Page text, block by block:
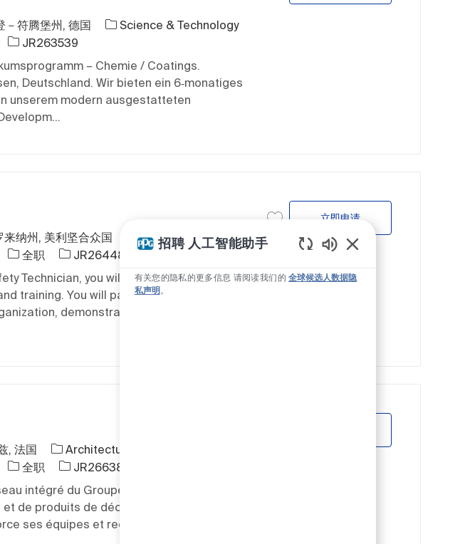
符腾堡州, 德国
Science & Technology
作业 ID
JR263539
– Chemie / Coatings.
Deutschland. Wir bieten ein 6‑monatiges
unserem modern ausgestatteten
纳州, 美利坚合众国
Traffic Solutions
工作类型
全职 作业 ID
JR264489
Technician, you will help implement and
training. You will partner with multiple
demonstrate a safety mindset,
保存作业 行政助理，中级 JR264489 到工作车
立即申请行政助理，中级
, 法国
Architectural EMEA
工作类型
全职 作业 ID
JR266381
intégré du Groupe PPG, spécialisé dans
de produits de décoration pour les
ses équipes et recrute un(e) Vendeur(se)
招聘 人工智能助手
有关您的隐私的更多信息 请阅读我们的全球候选人数据隐
私声明。